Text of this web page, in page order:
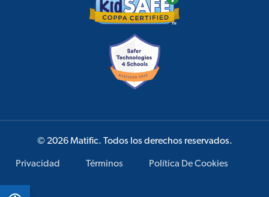
© 2026 Matific. Todos los derechos reservados.
Privacidad Términos Política De Cookies